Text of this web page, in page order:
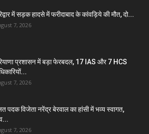
में सड़क हादसे में फरीदाबाद के कांवड़िये की मौत, दो...
7, 2026
प्रशासन में बड़ा फेरबदल, 17 IAS और 7 HCS
7, 2026
पदक विजेता नरेंद्र बेरवाल का हांसी में भव्य स्वागत,
7, 2026